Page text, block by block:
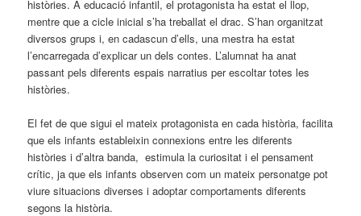
històries. A educació infantil, el protagonista ha estat el llop,
mentre que a cicle inicial s’ha treballat el drac. S’han organitzat
diversos grups i, en cadascun d’ells, una mestra ha estat
l’encarregada d’explicar un dels contes. L’alumnat ha anat
passant pels diferents espais narratius per escoltar totes les
històries.
El fet de que sigui el mateix protagonista en cada història, facilita
que els infants estableixin connexions entre les diferents
històries i d’altra banda, estimula la curiositat i el pensament
crític, ja que els infants observen com un mateix personatge pot
viure situacions diverses i adoptar comportaments diferents
segons la història.